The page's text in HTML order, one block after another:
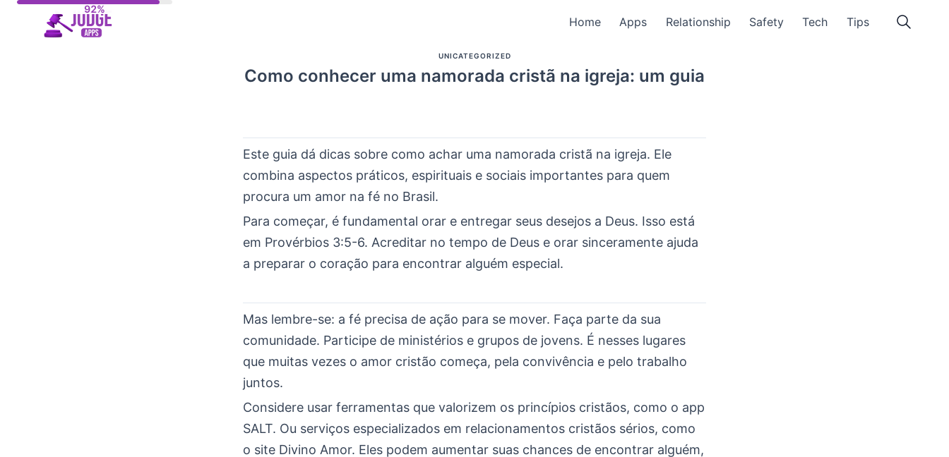
Home Apps Relationship Safety Tech Tips
UNICATEGORIZED
Como conhecer uma namorada cristã na igreja: um guia
Este guia dá dicas sobre como achar uma namorada cristã na igreja. Ele
combina aspectos práticos, espirituais e sociais importantes para quem
procura um amor na fé no Brasil.
Para começar, é fundamental orar e entregar seus desejos a Deus. Isso está
em Provérbios 3:5-6. Acreditar no tempo de Deus e orar sinceramente ajuda
a preparar o coração para encontrar alguém especial.
Mas lembre-se: a fé precisa de ação para se mover. Faça parte da sua
comunidade. Participe de ministérios e grupos de jovens. É nesses lugares
que muitas vezes o amor cristão começa, pela convivência e pelo trabalho
juntos.
Considere usar ferramentas que valorizem os princípios cristãos, como o app
SALT. Ou serviços especializados em relacionamentos cristãos sérios, como
o site Divino Amor. Eles podem aumentar suas chances de encontrar alguém,